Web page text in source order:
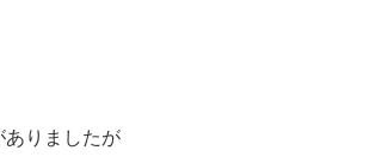
りましたが